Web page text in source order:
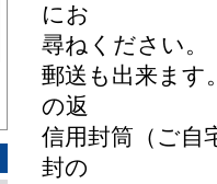
にお
尋ねください。
郵送も出来ます
の返
信用封筒（ご自
封の